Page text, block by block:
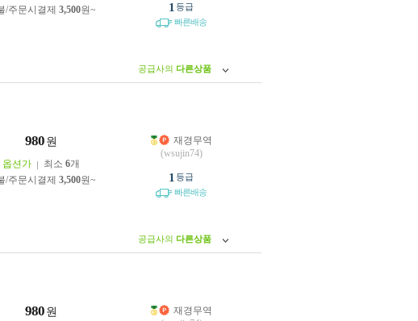
/주문시결제 3,500원~ 1 등급
빠른배송
공급사의 다른상품
980 원
옵션가 최소 6개
/주문시결제 3,500원~
재경무역
(wsujin74)
1 등급
빠른배송
공급사의 다른상품
980 원
재경무역